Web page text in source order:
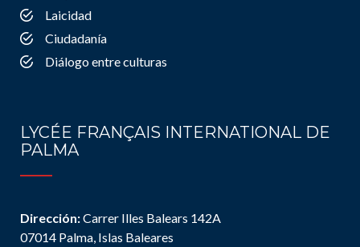
Laicidad
Ciudadanía
Diálogo entre culturas
LYCÉE FRANÇAIS INTERNATIONAL DE
PALMA
Dirección:Carrer Illes Balears 142A
07014 Palma, Islas Baleares